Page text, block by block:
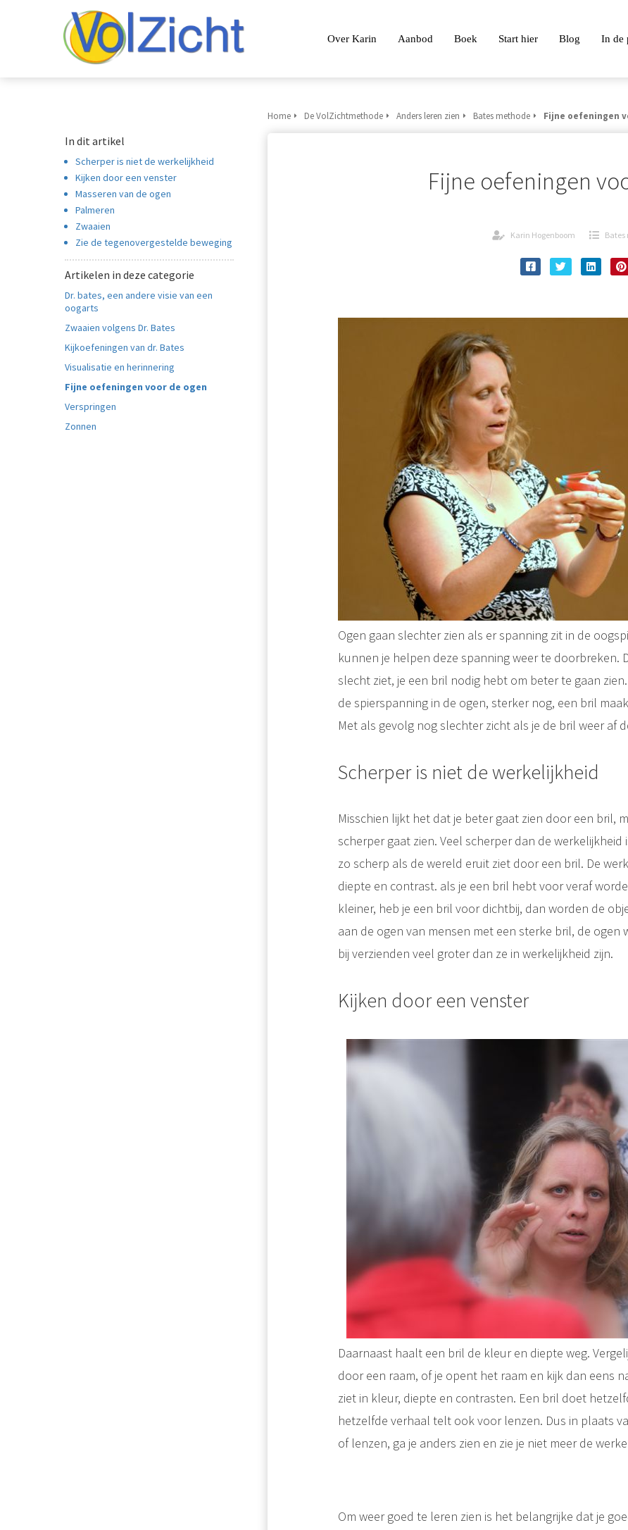
Over Karin Aanbod Boek Start hier Blog In de
In dit artikel
Scherper is niet de werkelijkheid
Kijken door een venster
Masseren van de ogen
Palmeren
Zwaaien
Zie de tegenovergestelde beweging
Artikelen in deze categorie
Dr. bates, een andere visie van een
oogarts
Zwaaien volgens Dr. Bates
Kijkoefeningen van dr. Bates
Visualisatie en herinnering
Fijne oefeningen voor de ogen
Verspringen
Zonnen
Home De VolZichtmethode Anders leren zien Bates methode Fijne oefeningen
Fijne oefeningen
Karin Hogenboom
Ogen gaan slechter zien als er spanning zit in de
kunnen je helpen deze spanning weer te doorbreken.
slecht ziet, je een bril nodig hebt om beter te gaan
de spierspanning in de ogen, sterker nog, een bril
Met als gevolg nog slechter zicht als je de bril weer af
Scherper is niet de werkelijkheid
Misschien lijkt het dat je beter gaat zien door een bril,
scherper gaat zien. Veel scherper dan de werkelijkheid
zo scherp als de wereld eruit ziet door een bril. De
diepte en contrast. als je een bril hebt voor veraf
kleiner, heb je een bril voor dichtbij, dan worden de
aan de ogen van mensen met een sterke bril, de ogen
bij verzienden veel groter dan ze in werkelijkheid zijn.
Kijken door een venster
Daarnaast haalt een bril de kleur en diepte weg.
door een raam, of je opent het raam en kijk dan eens
ziet in kleur, diepte en contrasten. Een bril doet
hetzelfde verhaal telt ook voor lenzen. Dus in plaats
of lenzen, ga je anders zien en zie je niet meer de
Om weer goed te leren zien is het belangrijke dat je